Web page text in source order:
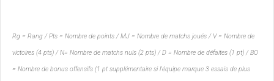
Rg = Rang / Pts = Nombre de points / MJ = Nombre de matchs joués / V = Nombre de
victoires (4 pts) / N= Nombre de matchs nuls (2 pts) / D = Nombre de défaites (1 pt) / BO
= Nombre de bonus offensifs (1 pt supplémentaire si l'équipe marque 3 essais de plus